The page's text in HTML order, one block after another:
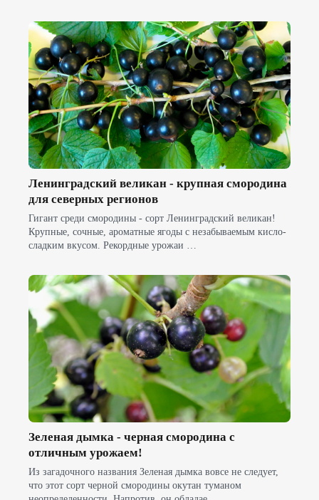
Ленинградский великан - крупная смородина
для северных регионов
Гигант среди смородины - сорт Ленинградский великан!
Крупные, сочные, ароматные ягоды с незабываемым кисло-
сладким вкусом. Рекордные урожаи …
Зеленая дымка - черная смородина с
отличным урожаем!
Из загадочного названия Зеленая дымка вовсе не следует,
что этот сорт черной смородины окутан туманом